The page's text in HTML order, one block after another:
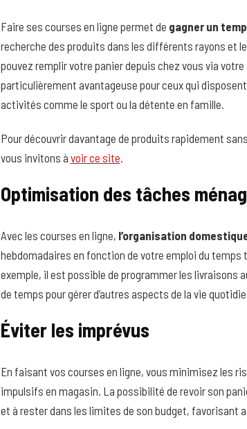
Faire ses courses en ligne permet de gagner un
recherche des produits dans les différents rayons et
pouvez remplir votre panier depuis chez vous via
particulièrement avantageuse pour ceux qui
activités comme le sport ou la détente en famille.
Pour découvrir davantage de produits rapidement
vous invitons à voir ce site.
Optimisation des tâches
Avec les courses en ligne, l’organisation
hebdomadaires en fonction de votre emploi du
exemple, il est possible de programmer les livraisons
de temps pour gérer d’autres aspects de la vie
Éviter les imprévus
En faisant vos courses en ligne, vous minimisez les
impulsifs en magasin. La possibilité de revoir son
et à rester dans les limites de son budget, favorisant